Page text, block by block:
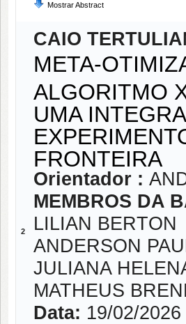
Mostrar Abstract
2
CAIO
META-
ALGORITMO
UMA
FRONTEIRA
Orientador :
MEMBROS DA
LILIAN BERTON
ANDERSON
JULIANA
MATHEUS
Data: 19/02/2026